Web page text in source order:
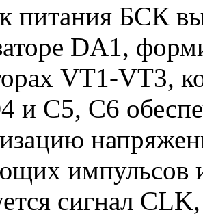
питания БСК
DA1,
VT1-VT3,
и С5, С6
импульсов
сигнал